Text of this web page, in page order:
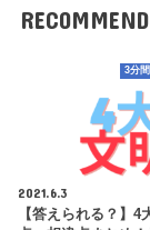
RECOMMEND
3分
2021.6.3
【答えられる？】4